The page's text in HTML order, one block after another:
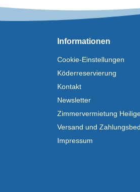
Informationen
Cookie-Einstellungen
Köderreservierung
Kontakt
Newsletter
Zimmervermietung
Versand und
Impressum